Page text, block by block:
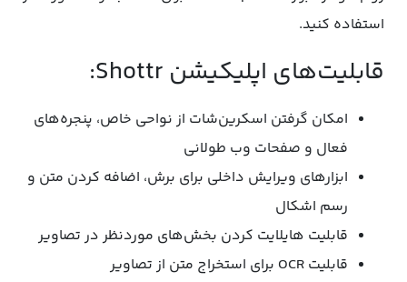
استفاده کنید.
قابلیت‌های اپلیکیشن Shottr:
امکان گرفتن اسکرین‌شات از نواحی خاص، پنجره‌های
فعال و صفحات وب طولانی
ابزارهای ویرایش داخلی برای برش، اضافه کردن متن و
رسم اشکال
قابلیت هایلایت کردن بخش‌های موردنظر در تصاویر
قابلیت OCR برای استخراج متن از تصاویر